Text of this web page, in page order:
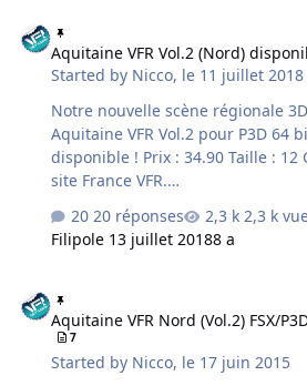
Aquitaine VFR Vol.2 (Nord)
Started by Nicco, le 11 juillet 2018
Notre nouvelle scène régionale
Aquitaine VFR Vol.2 pour P3D 64
disponible ! Prix : 34.90 Taille : 12 Go Disponible sur le
site France VFR.
http://www.francevfr.com/
scène est pour P3D 64 bits seulement !
couverture de la scène :
20 réponses 2,3 k
Filipole 13 juillet 20188 a
Aquitaine VFR Nord (Vol.2) FSX/
7
Started by Nicco, le 17 juin 2015